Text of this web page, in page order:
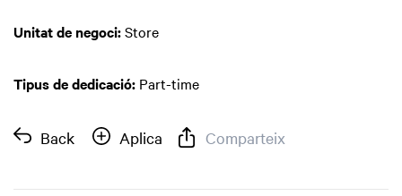
Unitat de negoci:Store
Tipus de dedicació: Part-time
Back Aplica Comparteix